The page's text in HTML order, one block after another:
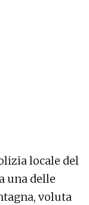
locale del
una delle
voluta